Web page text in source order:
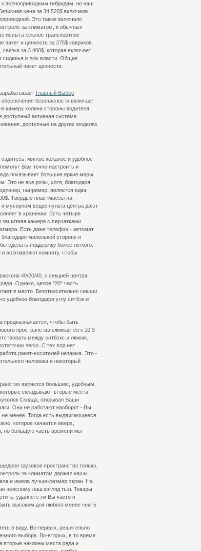
полноприводным гибридам, но наш
цена за 34 520$ включала
Это также включало
за климатом, и обычных
испытательное транспортное
и ценность за 275$ ковриков.
за 3 400$, которая включает
сиденья и люк власти. Общая
пакет ценности.
Главный Выбор
безопасности включает
камеру колена стороны водителя,
активная система
доступные на других моделях
мягкое кожаное и удобное
Вам точно настроить и
показывает большие яркие меры,
Это не все розы, хотя, благодаря
например, является едва
Твердые пластмассы на
мусорном ведре пульта центра дают
в хранении. Есть четыре
камера с перчатками
Есть даже телефон - автомат
маленькой стороне и
сделать поддержку более легкого.
возглавляют комнату, чтобы
40/20/40, с секцией центра,
Однако, целое "20" часть
в место. Безотносительно секции
удобное благодаря углу ситбэк и
предназначается, чтобы быть
пространства сжимается к 10.3
между ситбэкс и люком.
легко. С тех пор нет
ракет-носителей незамка. Это -
человека и некоторый
является большим, удобным,
складывают вторые места
Склада, открывая Ваши
Они не работают наоборот - Вы
менее. Тогда есть выдвигающееся
которое качается вверх,
но большую часть времени мы
грузовое пространство только,
за климатом держал наши
и имела лучше-размер экран. На
неясному наш взгляд тыл. Товары
удаляете ли Вы часто и
высоким для любого менее чем 5
в виду. Во-первых, решительно
выбора. Во-вторых, в то время
вторые наклоны места ряда и